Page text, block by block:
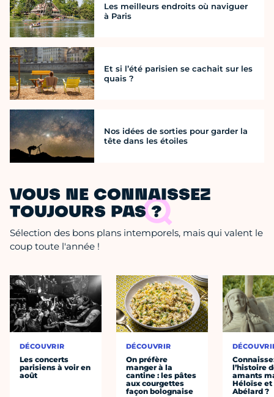
Les meilleurs endroits où naviguer
à Paris
Et si l’été parisien se cachait sur les
quais ?
Nos idées de sorties pour garder la
tête dans les étoiles
VOUS NE CONNAISSEZ
TOUJOURS PAS ?
Sélection des bons plans intemporels, mais qui valent le
coup toute l'année !
DÉCOUVRIR
Les concerts
parisiens à voir en
août
DÉCOUVRIR
On préfère
manger à la
cantine : les pâtes
aux courgettes
façon bolognaise
l’histoire
amants
Héloïse et
Abélard ?